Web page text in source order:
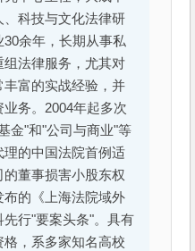
、科技与文化法律研
余年，长期从事私
法律服务，尤其对
富的实战经验，并
务。2004年起多次
金"和"公司与商业"等
的中国法院首例适
董事损害小股东权
的《上海法院域外
行"要案头条"。具有
格，系多家知名高校